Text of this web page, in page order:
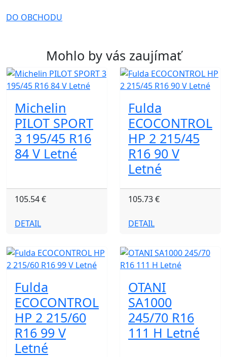
DO OBCHODU
Mohlo by vás zaujímať
Michelin
PILOT SPORT
3 195/45 R16
84 V Letné
105.54 €
DETAIL
Fulda
ECOCONTROL
HP 2 215/45
R16 90 V
Letné
105.73 €
DETAIL
Fulda
ECOCONTROL
HP 2 215/60
R16 99 V
Letné
OTANI
SA1000
245/70 R16
111 H Letné